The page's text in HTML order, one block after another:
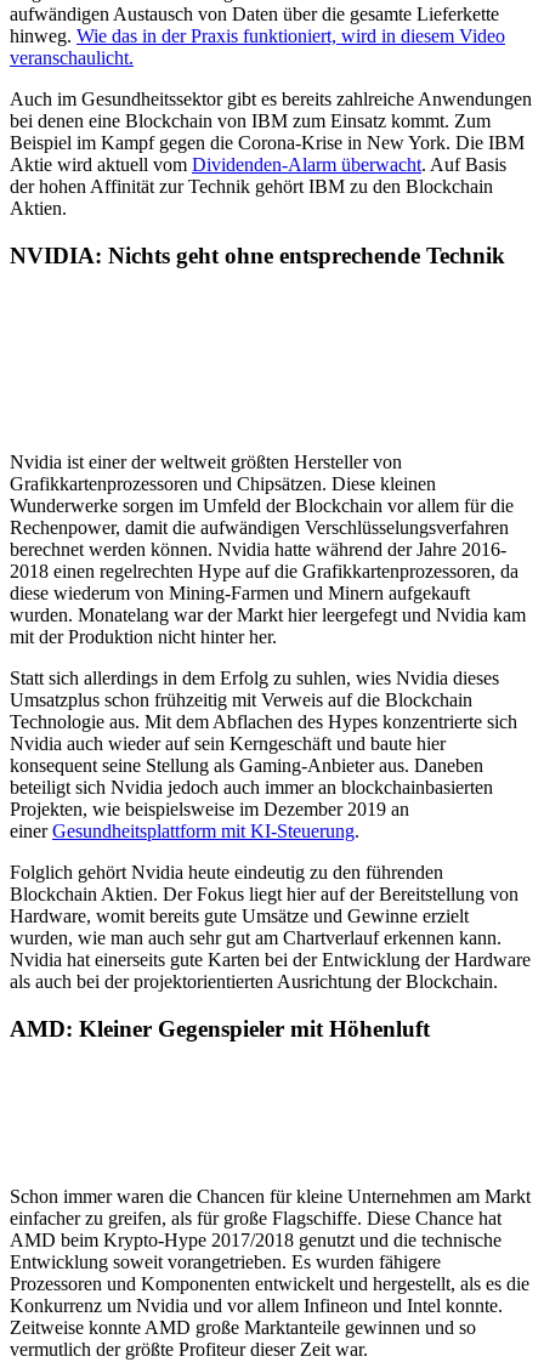
aufwändigen Austausch von Daten über die gesamte Lieferkette
hinweg. Wie das in der Praxis funktioniert, wird in diesem Video
veranschaulicht.
Auch im Gesundheitssektor gibt es bereits zahlreiche Anwendungen
bei denen eine Blockchain von IBM zum Einsatz kommt. Zum
Beispiel im Kampf gegen die Corona-Krise in New York. Die IBM
Aktie wird aktuell vom Dividenden-Alarm überwacht. Auf Basis
der hohen Affinität zur Technik gehört IBM zu den Blockchain
Aktien.
NVIDIA: Nichts geht ohne entsprechende Technik
Nvidia ist einer der weltweit größten Hersteller von
Grafikkartenprozessoren und Chipsätzen. Diese kleinen
Wunderwerke sorgen im Umfeld der Blockchain vor allem für die
Rechenpower, damit die aufwändigen Verschlüsselungsverfahren
berechnet werden können. Nvidia hatte während der Jahre 2016-
2018 einen regelrechten Hype auf die Grafikkartenprozessoren, da
diese wiederum von Mining-Farmen und Minern aufgekauft
wurden. Monatelang war der Markt hier leergefegt und Nvidia kam
mit der Produktion nicht hinter her.
Statt sich allerdings in dem Erfolg zu suhlen, wies Nvidia dieses
Umsatzplus schon frühzeitig mit Verweis auf die Blockchain
Technologie aus. Mit dem Abflachen des Hypes konzentrierte sich
Nvidia auch wieder auf sein Kerngeschäft und baute hier
konsequent seine Stellung als Gaming-Anbieter aus. Daneben
beteiligt sich Nvidia jedoch auch immer an blockchainbasierten
Projekten, wie beispielsweise im Dezember 2019 an
einerGesundheitsplattform mit KI-Steuerung.
Folglich gehört Nvidia heute eindeutig zu den führenden
Blockchain Aktien. Der Fokus liegt hier auf der Bereitstellung von
Hardware, womit bereits gute Umsätze und Gewinne erzielt
wurden, wie man auch sehr gut am Chartverlauf erkennen kann.
Nvidia hat einerseits gute Karten bei der Entwicklung der Hardware
als auch bei der projektorientierten Ausrichtung der Blockchain.
AMD: Kleiner Gegenspieler mit Höhenluft
Schon immer waren die Chancen für kleine Unternehmen am Markt
einfacher zu greifen, als für große Flagschiffe. Diese Chance hat
AMD beim Krypto-Hype 2017/2018 genutzt und die technische
Entwicklung soweit vorangetrieben. Es wurden fähigere
Prozessoren und Komponenten entwickelt und hergestellt, als es die
Konkurrenz um Nvidia und vor allem Infineon und Intel konnte.
Zeitweise konnte AMD große Marktanteile gewinnen und so
vermutlich der größte Profiteur dieser Zeit war.